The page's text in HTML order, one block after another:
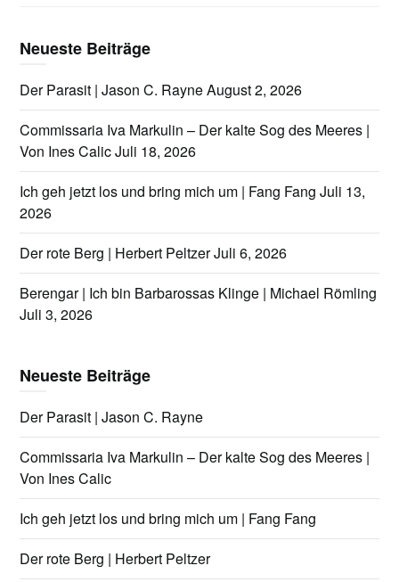
Neueste Beiträge
Der Parasit | Jason C. RayneAugust 2, 2026
Commissaria Iva Markulin – Der kalte Sog des Meeres |
Von Ines CalicJuli 18, 2026
Ich geh jetzt los und bring mich um | Fang Fang Juli 13,
2026
Der rote Berg | Herbert PeltzerJuli 6, 2026
Berengar | Ich bin Barbarossas Klinge | Michael Römling
Juli 3, 2026
Neueste Beiträge
Der Parasit | Jason C. Rayne
Commissaria Iva Markulin – Der kalte Sog des Meeres |
Von Ines Calic
Ich geh jetzt los und bring mich um | Fang Fang
Der rote Berg | Herbert Peltzer